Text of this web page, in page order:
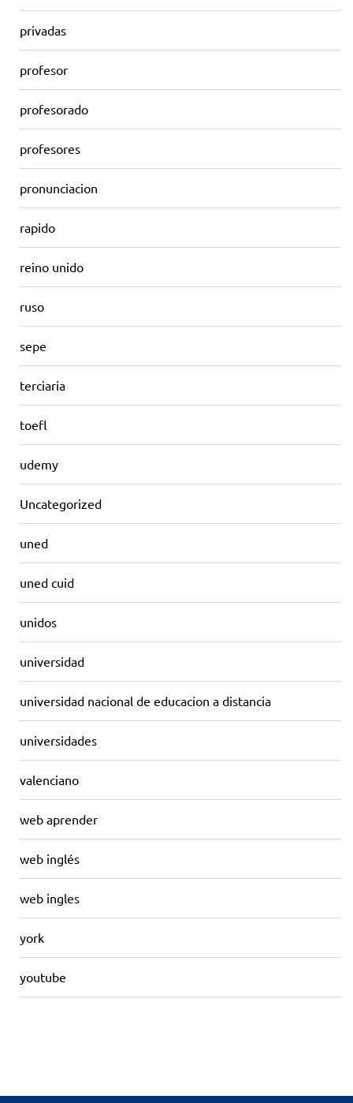
privadas
profesor
profesorado
profesores
pronunciacion
rapido
reino unido
ruso
sepe
terciaria
toefl
udemy
Uncategorized
uned
uned cuid
unidos
universidad
universidad nacional de educacion a distancia
universidades
valenciano
web aprender
web inglés
web ingles
york
youtube